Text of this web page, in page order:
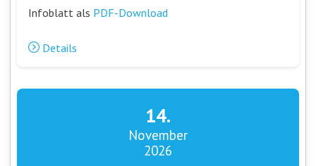
Infoblatt als PDF-Download
Details
14.
November
2026